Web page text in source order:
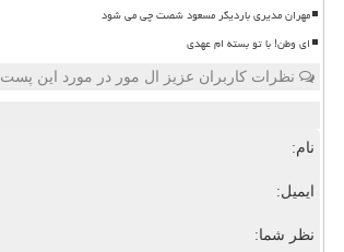
مهران مدیری باردیگر مسعود شصت چی می شود
ای وطن! با تو بسته ام عهدی
نظرات کاربران عزیز ال مور در مورد این پست
نام:
ایمیل:
نظر شما: